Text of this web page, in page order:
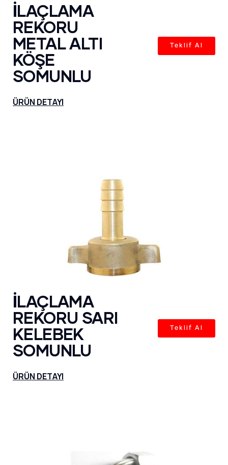
İLAÇLAMA
REKORU
METAL ALTI
KÖŞE
SOMUNLU
Teklif Al
ÜRÜN DETAYI
İLAÇLAMA
REKORU SARI
KELEBEK
SOMUNLU
Teklif Al
ÜRÜN DETAYI